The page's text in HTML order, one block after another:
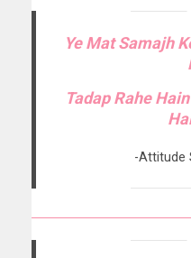
Ye Mat Samajh
Tadap Rahe
-Attitude